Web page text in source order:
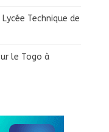
Technique de
le Togo à